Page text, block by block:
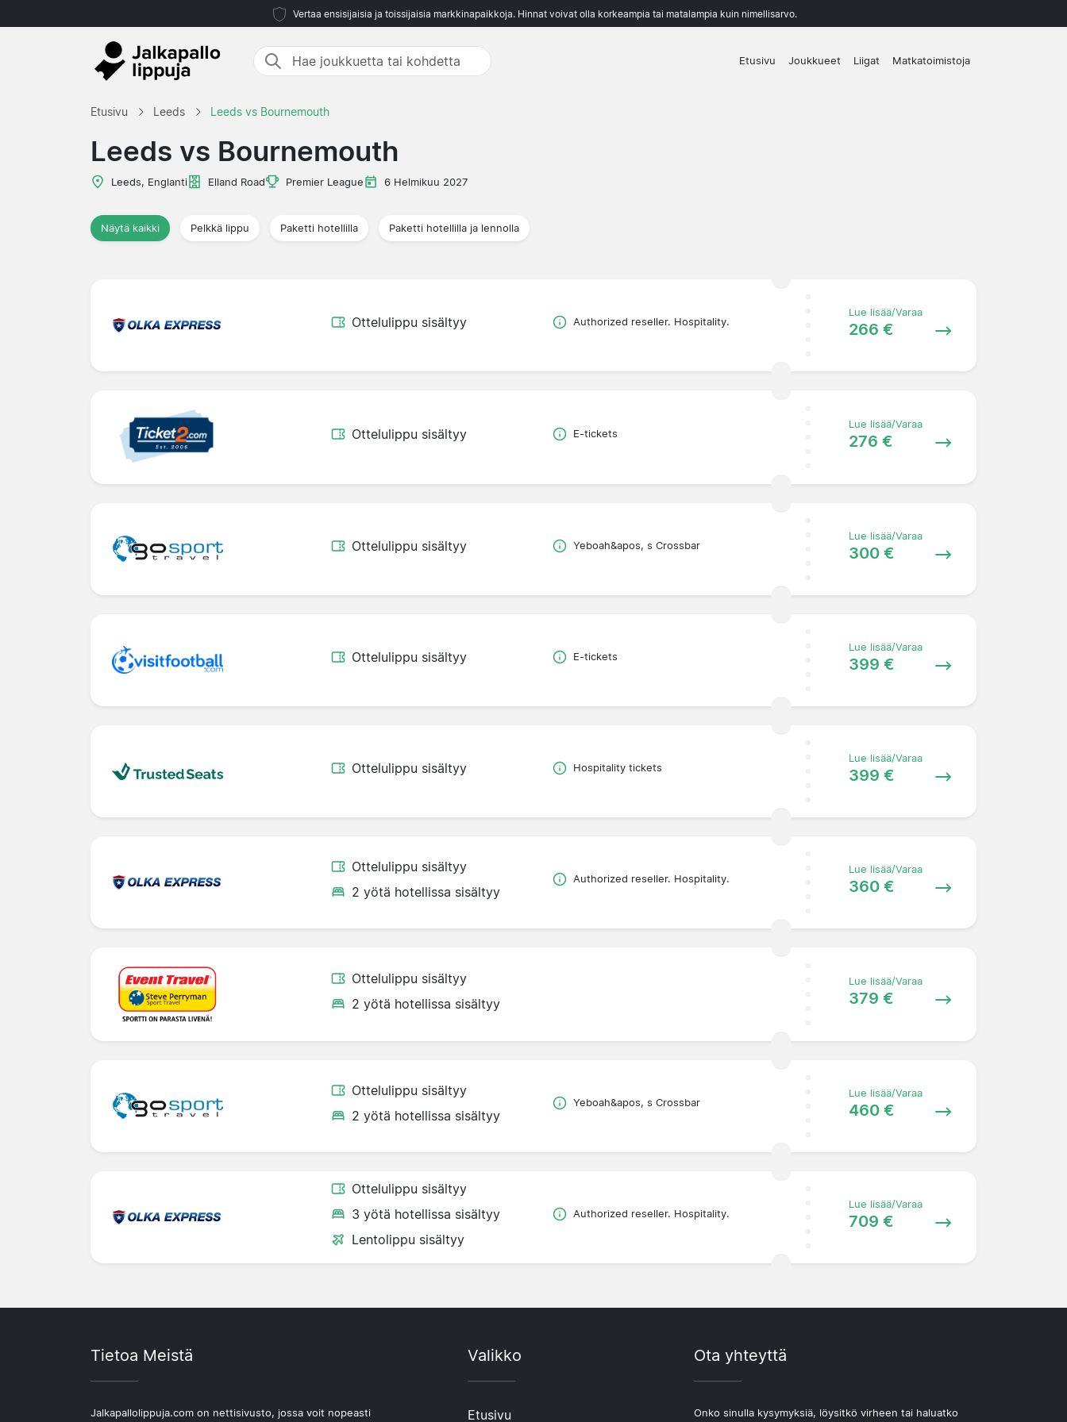
Vertaa ensisijaisia ja toissijaisia markkinapaikkoja. Hinnat voivat olla korkeampia tai matalampia kuin nimellisarvo.
Etusivu Joukkueet Liigat Matkatoimistoja
Etusivu Leeds Leeds vs Bournemouth
Leeds vs Bournemouth
Leeds, Englanti Elland Road Premier League 6 Helmikuu 2027
Näytä kaikki Pelkkä lippu Paketti hotellilla Paketti hotellilla ja lennolla
Ottelulippu sisältyy Authorized reseller. Hospitality.
Lue lisää/Varaa
266 €
Ottelulippu sisältyy E-tickets
Lue lisää/Varaa
276 €
Ottelulippu sisältyy Yeboah&apos, s Crossbar
Lue lisää/Varaa
300 €
Ottelulippu sisältyy E-tickets
Lue lisää/Varaa
399 €
Ottelulippu sisältyy Hospitality tickets
Lue lisää/Varaa
399 €
Ottelulippu sisältyy
2 yötä hotellissa sisältyy
Authorized reseller. Hospitality.
Lue lisää/Varaa
360 €
Ottelulippu sisältyy
2 yötä hotellissa sisältyy
Lue lisää/Varaa
379 €
Ottelulippu sisältyy
2 yötä hotellissa sisältyy
Yeboah&apos, s Crossbar
Lue lisää/Varaa
460 €
Ottelulippu sisältyy
3 yötä hotellissa sisältyy
Lentolippu sisältyy
Authorized reseller. Hospitality.
Lue lisää/Varaa
709 €
Tietoa Meistä
Jalkapallolippuja.com on nettisivusto, jossa voit nopeasti
Valikko
Etusivu
Ota yhteyttä
Onko sinulla kysymyksiä, löysitkö virheen tai haluatko